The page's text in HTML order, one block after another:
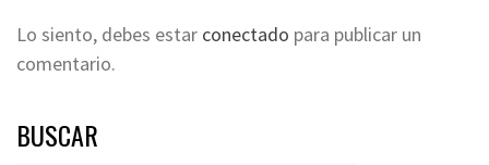
Lo siento, debes estar conectado para publicar un
comentario.
BUSCAR